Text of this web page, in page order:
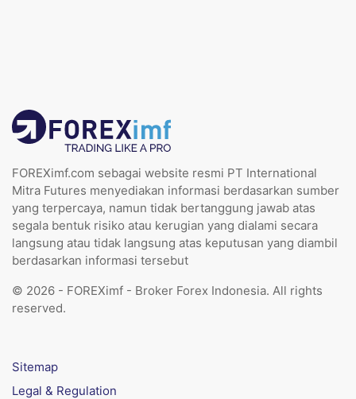
FOREXimf.com sebagai website resmi PT International
Mitra Futures menyediakan informasi berdasarkan sumber
yang terpercaya, namun tidak bertanggung jawab atas
segala bentuk risiko atau kerugian yang dialami secara
langsung atau tidak langsung atas keputusan yang diambil
berdasarkan informasi tersebut
© 2026 - FOREXimf - Broker Forex Indonesia. All rights
reserved.
Sitemap
Legal & Regulation